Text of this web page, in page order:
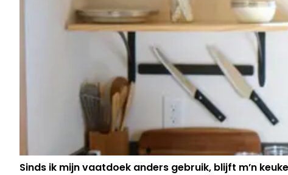
Sinds ik mijn vaatdoek anders gebruik, blijft m’n